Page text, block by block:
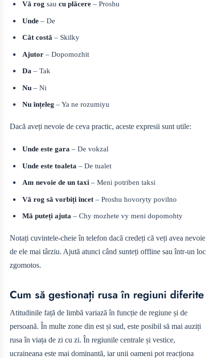
Vă rog saucu plăcere – Proshu
Unde – De
Cât costă – Skilky
Ajutor – Dopomozhit
Da – Tak
Nu – Ni
Nu înțeleg – Ya ne rozumiyu
Dacă aveți nevoie de ceva practic, aceste expresii sunt utile:
Unde este gara – De vokzal
Unde este toaleta – De tualet
Am nevoie de un taxi – Meni potriben taksi
Vă rog să vorbiți încet – Proshu hovoryty povilno
Mă puteți ajuta – Chy mozhete vy meni dopomohty
Notați cuvintele-cheie în telefon dacă credeți că veți avea nevoie
de ele mai târziu. Ajută atunci când sunteți offline sau într-un loc
zgomotos.
Cum să gestionați rusa în regiuni diferite
Atitudinile față de limbă variază în funcție de regiune și de
persoană. În multe zone din est și sud, este posibil să mai auziți
rusa în viața de zi cu zi. În regiunile centrale și vestice,
ucraineana este mai dominantă, iar unii oameni pot reacționa